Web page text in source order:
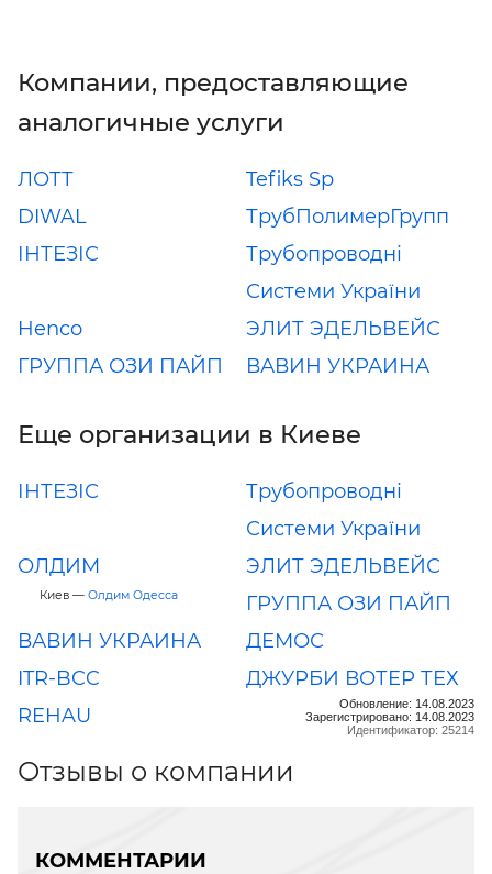
Компании, предоставляющие
аналогичные услуги
ЛОТТ
Tefiks Sp
DIWAL
ТрубПолимерГрупп
ІНТЕЗІС
Трубопроводні
Системи України
Henco
ЭЛИТ ЭДЕЛЬВЕЙС
ГРУППА ОЗИ ПАЙП
ВАВИН УКРАИНА
Еще организации в Киеве
ІНТЕЗІС
Трубопроводні
Системи України
ОЛДИМ
Киев — Олдим Одесса
ЭЛИТ ЭДЕЛЬВЕЙС
ГРУППА ОЗИ ПАЙП
ВАВИН УКРАИНА
ДЕМОС
ITR-BCC
ДЖУРБИ ВОТЕР ТЕХ
REHAU
Обновление: 14.08.2023
Зарегистрировано: 14.08.2023
Идентификатор: 25214
Отзывы о компании
КОММЕНТАРИИ